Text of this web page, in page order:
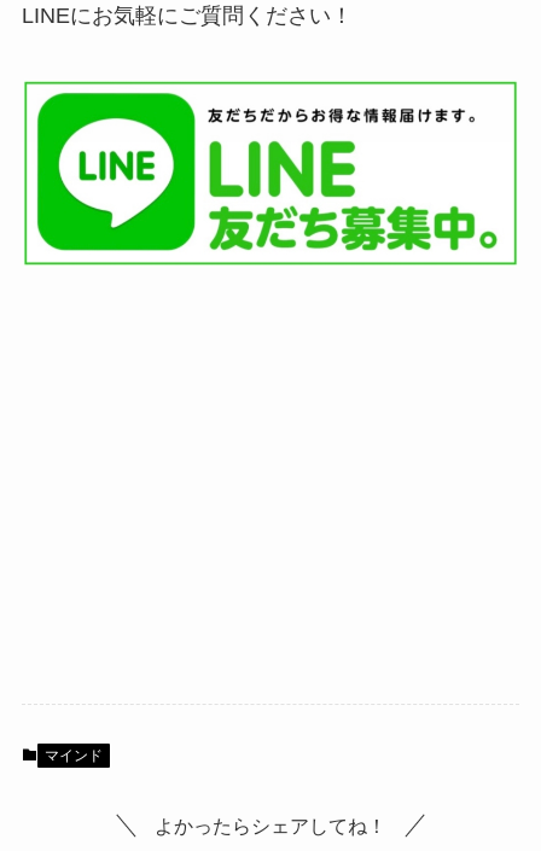
LINEにお気軽にご質問ください！
マインド
よかったらシェアしてね！